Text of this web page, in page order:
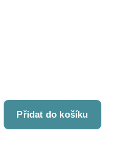
Přidat do košíku